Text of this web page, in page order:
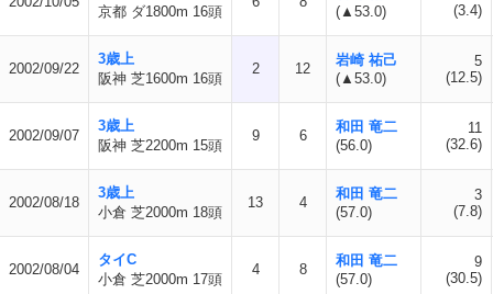
京都 ダ1800m 16頭
(▲53.0)
(3.4)
2002/09/22
3歳上
阪神 芝1600m 16頭
2 12
岩崎 祐己
(▲53.0)
5
(12.5)
2002/09/07
3歳上
阪神 芝2200m 15頭
9 6
和田 竜二
(56.0)
11
(32.6)
2002/08/18
3歳上
小倉 芝2000m 18頭
13 4
和田 竜二
(57.0)
3
(7.8)
2002/08/04
タイC
小倉 芝2000m 17頭
4 8
和田 竜二
(57.0)
9
(30.5)